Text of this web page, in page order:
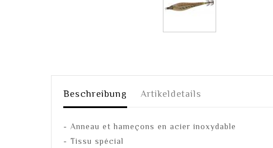
Beschreibung Artikeldetails
- Anneau et hameçons en acier inoxydable
- Tissu spécial